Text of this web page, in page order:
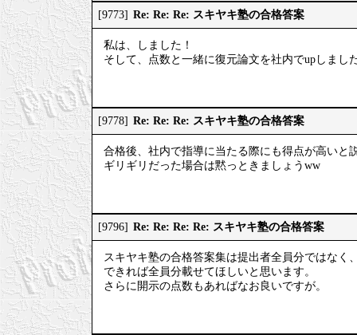
[9773] Re: Re: Re: スキヤキ塾の合格答案
私は、しました！
そして、点数と一緒に復元論文を社内でupしまし
[9778] Re: Re: Re: スキヤキ塾の合格答案
合格後、社内で指導に当たる際にも得点が高いと
ギリギリだった場合は黙っときましょうww
[9796] Re: Re: Re: Re: スキヤキ塾の合格答案
スキヤキ塾の合格答案集は提出者全員分ではなく
できれば全員分載せてほしいと思います。
さらに開示の点数もあればなお良いですが。